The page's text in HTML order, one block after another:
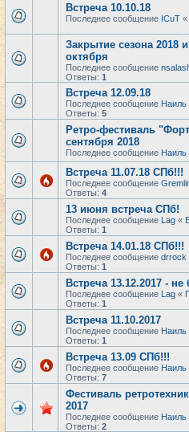
Встреча 10.10.18
Последнее сообщение ICuT «
Закрытие сезона 2018
октября
Последнее сообщение
Ответы: 1
Встреча 12.09.18
Последнее сообщение Наиль
Ответы: 5
Ретро-фестиваль
сентября 2018
Последнее сообщение Наиль
Встреча 11.07.18 СПб!!!
Последнее сообщение
Ответы: 4
13 июня встреча СПб!
Последнее сообщение Lag «
Ответы: 1
Встреча 14.01.18 СПб!!!
Последнее сообщение drrock
Ответы: 1
Встреча 13.12.2017 -
Последнее сообщение Lag «
Ответы: 1
Встреча 11.10.2017
Последнее сообщение Наиль
Ответы: 1
Встреча 13.09 СПб!!!
Последнее сообщение Наиль
Ответы: 7
Фестиваль
2017
Последнее сообщение Наиль
Ответы: 2